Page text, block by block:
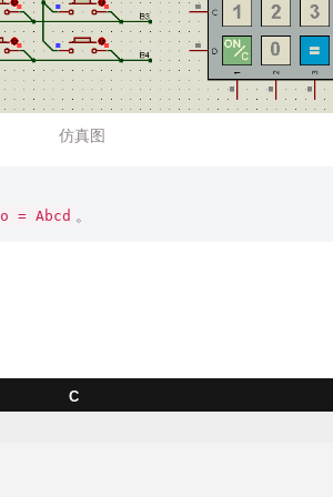
仿真图
o = Abcd 。
C